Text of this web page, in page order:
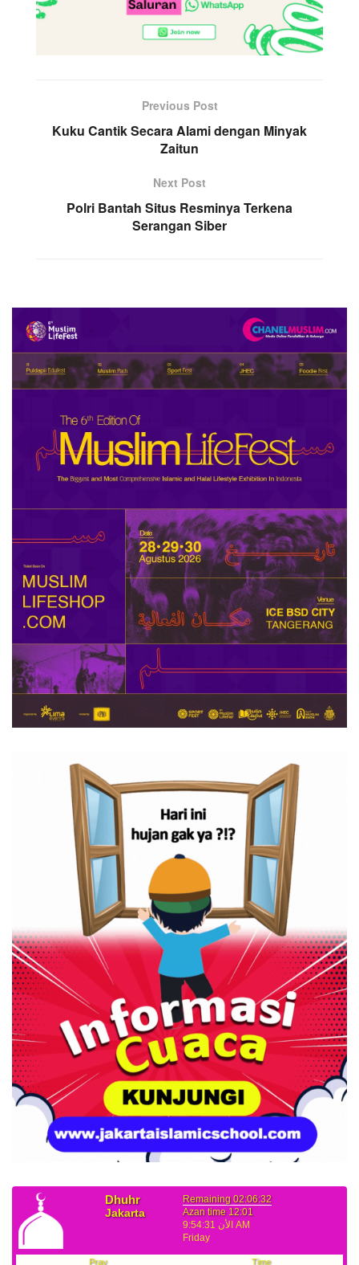
Previous Post
Kuku Cantik Secara Alami dengan Minyak
Zaitun
Next Post
Polri Bantah Situs Resminya Terkena
Serangan Siber